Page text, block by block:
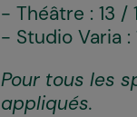
- Théâtre : 13 /
- Studio Varia :
Pour tous les
appliqués.